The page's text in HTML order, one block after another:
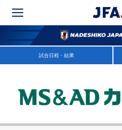
試合日程・結果